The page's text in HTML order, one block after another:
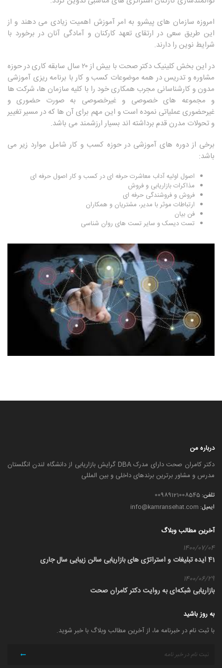
امروزه سازمان های پیشرو به امر آموزش اهمیت زیادی می دهند و از
این طریق سعی در ارتقای تعهد کارکنان و آمادگی آنان در برخورد با
شرایط نوین را دارند.
در این بخش کلینیک دکتر صحت با بیش از ۲۰ سال سابقه کاری در حوزه
مشاوره و تدریس در همه موضوعات کسب و کار با برنامه ریزی آموزشی
مدون و کارشناسانی مجرب همکاری خود را با کلیه سازمان ها، شرکت ها
و مجموعه های خصوصی و غیرخصوصی به صورت حضوری و
غیرحضوری عملیاتی نموده است و این مهم برای آن ها که در مسیر تغییر
و تحولات مدرن قدم برداشته اند بسیار ارزشمند می باشد.
برخی از دوره های آموزشی در حوزه کسب و کار شامل موارد زیر می
باشد:
اصول اولیه آداب معاشرت حرفه ای در کسب و کار اصول حرفه ای
مذاکرات بازاریابی و فروش
فروش و فروشندگی حرفه ای
ارتباطات موثر با مدیر، مشتریان و همکاران
فن بیان
تست دیسک و سایر تست های روان شناسی
درباره من
دکتر کامران صحت دارای مدرک DBA گرایش بازاریابی از دانشگاه لندن انگلستان
مدرس و مشاور برترین برندهای داخلی و بین المللی
تلفن:
ایمیل:
آخرین مطالب وبلاگ
1400/07/04
41 ایده تبلیغات و استراتژی های بازاریابی سالن زیبایی سال جاری
1400/06/29
بازاریابی شبکه‌ای به روایت دکتر کامران صحت
به روز باشید
با ثبت نام در خبرنامه ما، از آخرین مطالب وبلاگ با خبر شوید.